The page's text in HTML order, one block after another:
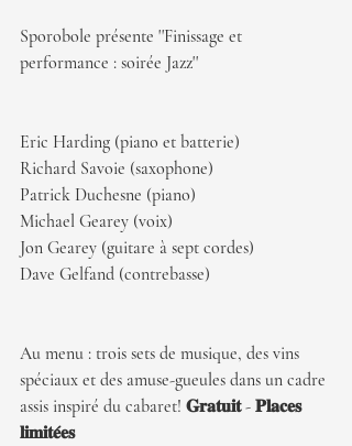
Sporobole présente ''Finissage et
performance : soirée Jazz''
Eric Harding (piano et batterie)
Richard Savoie (saxophone)
Patrick Duchesne (piano)
Michael Gearey (voix)
Jon Gearey (guitare à sept cordes)
Dave Gelfand (contrebasse)
Au menu : trois sets de musique, des vins
spéciaux et des amuse-gueules dans un cadre
assis inspiré du cabaret! 𝐆𝐫𝐚𝐭𝐮𝐢𝐭 - 𝐏𝐥𝐚𝐜𝐞𝐬
𝐥𝐢𝐦𝐢𝐭𝐞́𝐞𝐬